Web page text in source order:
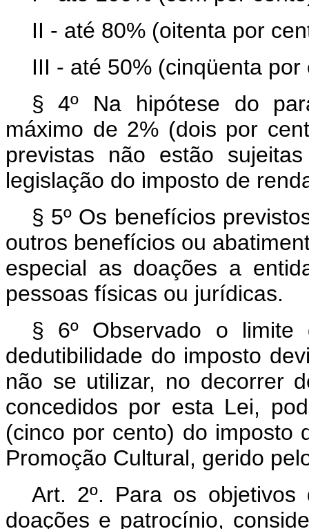
II - até 80% (oitenta por
III - até 50% (cinqüenta
§ 4º Na hipótese do
máximo de 2% (dois por
previstas não estão
legislação do imposto de
§ 5º Os benefícios
outros benefícios ou
especial as doações a
pessoas físicas ou jurídicas.
§ 6º Observado o
dedutibilidade do imposto
não se utilizar, no decorrer
concedidos por esta Lei,
(cinco por cento) do imposto
Promoção Cultural, gerido
Art. 2º. Para os
doações e patrocínio,